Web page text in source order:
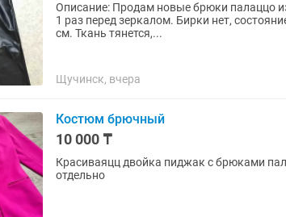
Описание: Продам новые брюки палаццо
1 раз перед зеркалом. Бирки нет, состояние идеальное. Точные замеры:
см. Ткань тянется,...
Щучинск, вчера
Костюм брючный
10 000 ₸
Красиваяцц двойка пиджак с брюками
отдельно